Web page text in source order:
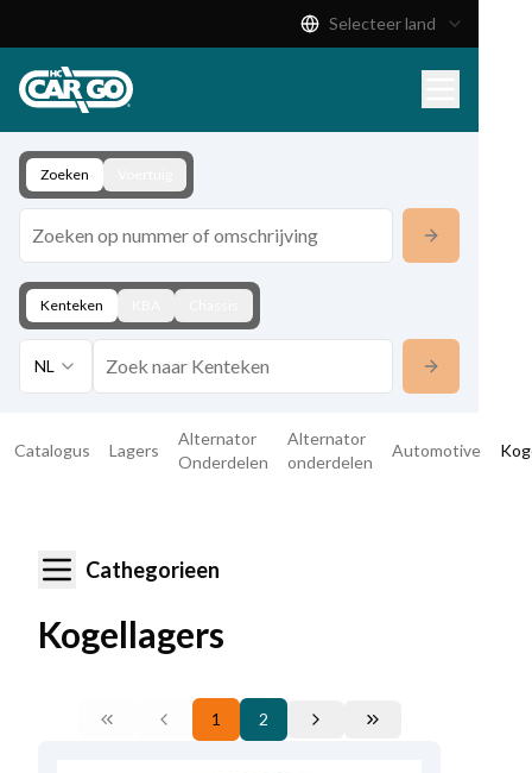
Download
Contact
Selecteer land
Zoeken
Kenteken
NL
Catalogus Lagers
Alternator
Onderdelen
Alternator
onderdelen
Automotive
Cathegorieen
Kogellagers
1 2